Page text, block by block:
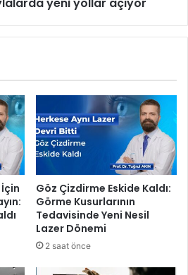
Göz Çizdirme Eskide Kaldı:
Görme Kusurlarının
Tedavisinde Yeni Nesil
Lazer Dönemi
2 saat önce